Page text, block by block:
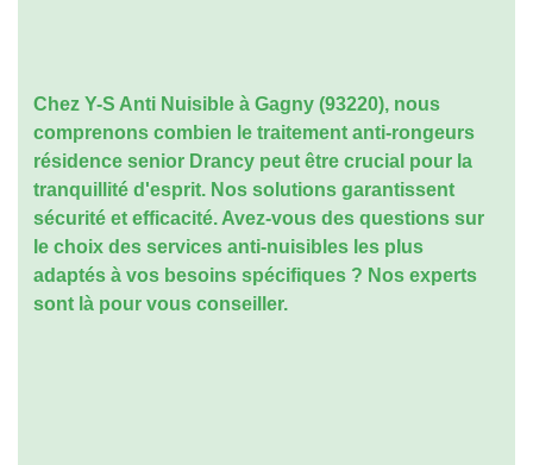
Chez Y-S Anti Nuisible à Gagny (93220), nous
comprenons combien letraitement anti-rongeurs
résidence senior Drancy peut être crucial pour la
tranquillité d'esprit. Nos solutions garantissent
sécurité et efficacité. Avez-vous des questions sur
le choix des services anti-nuisibles les plus
adaptés à vos besoins spécifiques ? Nos experts
sont là pour vous conseiller.